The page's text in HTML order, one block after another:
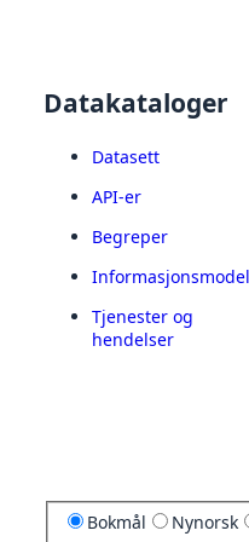
Datakataloger
Datasett
API-er
Begreper
Tjenester og
hendelser
Bokmål Nynorsk